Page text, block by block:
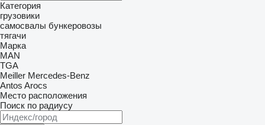
Категория
грузовики
самосвалы бункеровозы
тягачи
Марка
MAN
TGA
Meiller Mercedes-Benz
Antos Arocs
Место расположения
Поиск по радиусу